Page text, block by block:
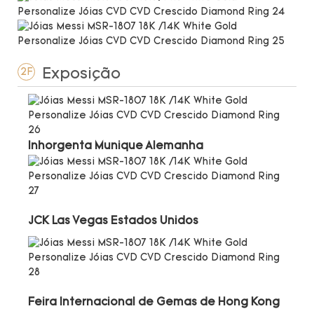
2F Exposição
Inhorgenta Munique Alemanha
JCK Las Vegas Estados Unidos
Feira Internacional de Gemas de Hong Kong